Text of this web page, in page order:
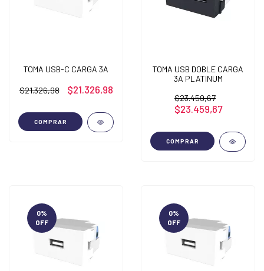
TOMA USB-C CARGA 3A
$21.326,98 $21.326,98
COMPRAR
TOMA USB DOBLE CARGA
3A PLATINUM
$23.459,67
$23.459,67
COMPRAR
0%
OFF
0%
OFF